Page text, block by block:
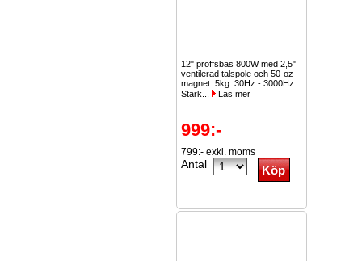
12" proffsbas 800W med 2,5"
ventilerad talspole och 50-oz
magnet. 5kg. 30Hz - 3000Hz.
Stark...
Läs mer
999:-
799:- exkl. moms
Antal